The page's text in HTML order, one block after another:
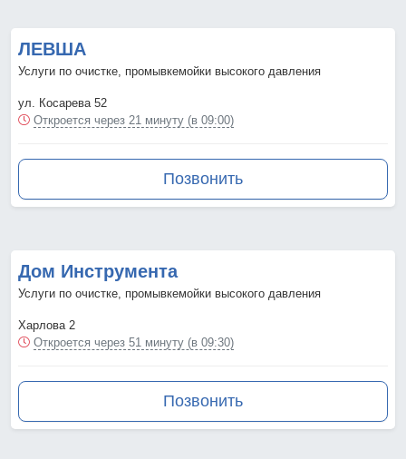
ЛЕВША
Услуги по очистке, промывкемойки высокого давления
ул. Косарева 52
Откроется через 21 минуту (в 09:00)
Позвонить
Дом Инструмента
Услуги по очистке, промывкемойки высокого давления
Харлова 2
Откроется через 51 минуту (в 09:30)
Позвонить